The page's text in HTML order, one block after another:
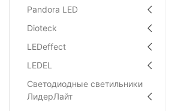
Pandora LED
Dioteck
LEDeffect
LEDEL
Светодиодные светильники
ЛидерЛайт